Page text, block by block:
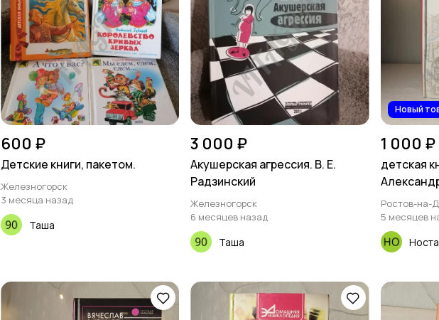
600 ₽
Детские книги, пакетом.
Железногорск
3 месяца назад
Таша
3 000 ₽
Акушерская агрессия. В. Е.
Радзинский
Железногорск
6 месяцев назад
Таша
Новый
1 000 ₽
детская
Ростов-на-
5 месяцев